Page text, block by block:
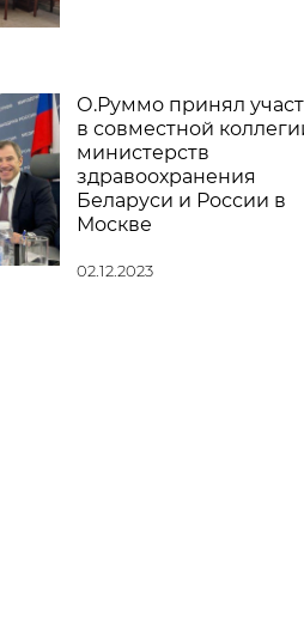
О.Руммо принял
в совместной
министерств
здравоохранения
Беларуси и России в
Москве
02.12.2023